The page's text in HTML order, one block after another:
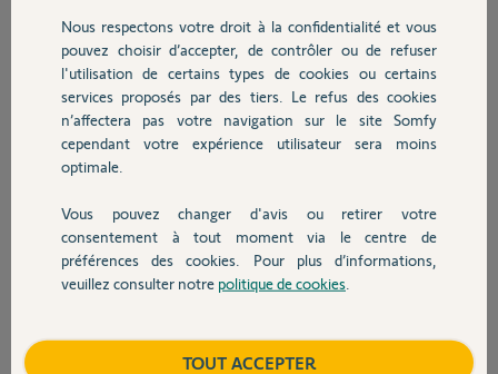
Chauffage
Autres produits
Devis avec un pro
Contact
ANDRE G.
il y a plus de 2 ans
Réponses
Vous avez la réponse sur l'autre post
https://forum.somfy.fr/questions/3338802-reparer-panne-moteur-
somfy-altus-60-store-banne
Nous respectons votre droit à la confidentialité et vous
pouvez choisir d’accepter, de contrôler ou de refuser
l'utilisation de certains types de cookies ou certains
services proposés par des tiers. Le refus des cookies
n’affectera pas votre navigation sur le site Somfy
cependant votre expérience utilisateur sera moins
optimale.
Vous pouvez changer d'avis ou retirer votre
consentement à tout moment via le centre de
préférences des cookies. Pour plus d’informations,
veuillez consulter notre politique de cookies
TOUT ACCEPTER